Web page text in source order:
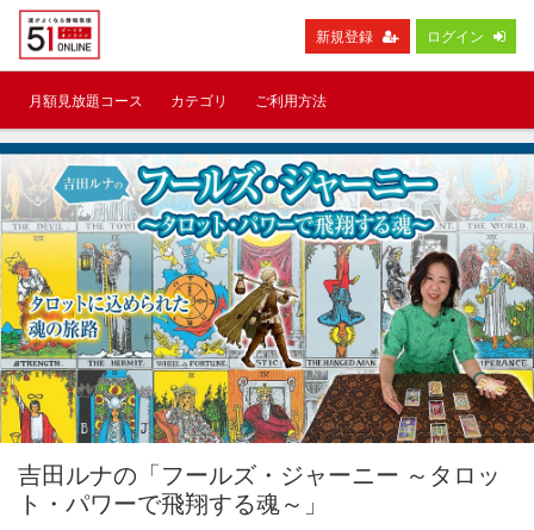
新規登録 ログイン
月額見放題コース カテゴリ ご利用方法
吉田ルナの「フールズ・ジャーニー ～タロッ
ト・パワーで飛翔する魂～」